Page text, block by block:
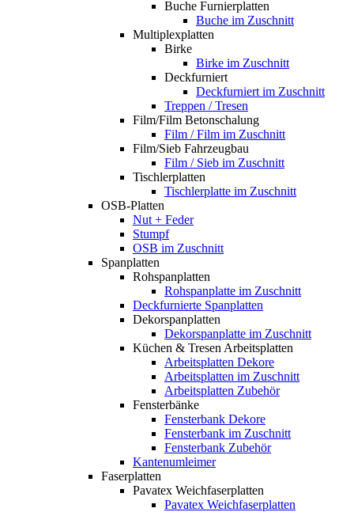
Buche Furnierplatten
Buche im Zuschnitt
Multiplexplatten
Birke
Birke im Zuschnitt
Deckfurniert
Deckfurniert im Zuschnitt
Treppen / Tresen
Film/Film Betonschalung
Film / Film im Zuschnitt
Film/Sieb Fahrzeugbau
Film / Sieb im Zuschnitt
Tischlerplatten
Tischlerplatte im Zuschnitt
OSB-Platten
Nut + Feder
Stumpf
OSB im Zuschnitt
Spanplatten
Rohspanplatten
Rohspanplatte im Zuschnitt
Deckfurnierte Spanplatten
Dekorspanplatten
Dekorspanplatte im Zuschnitt
Küchen & Tresen Arbeitsplatten
Arbeitsplatten Dekore
Arbeitsplatten im Zuschnitt
Arbeitsplatten Zubehör
Fensterbänke
Fensterbank Dekore
Fensterbank im Zuschnitt
Fensterbank Zubehör
Kantenumleimer
Faserplatten
Pavatex Weichfaserplatten
Pavatex Weichfaserplatten